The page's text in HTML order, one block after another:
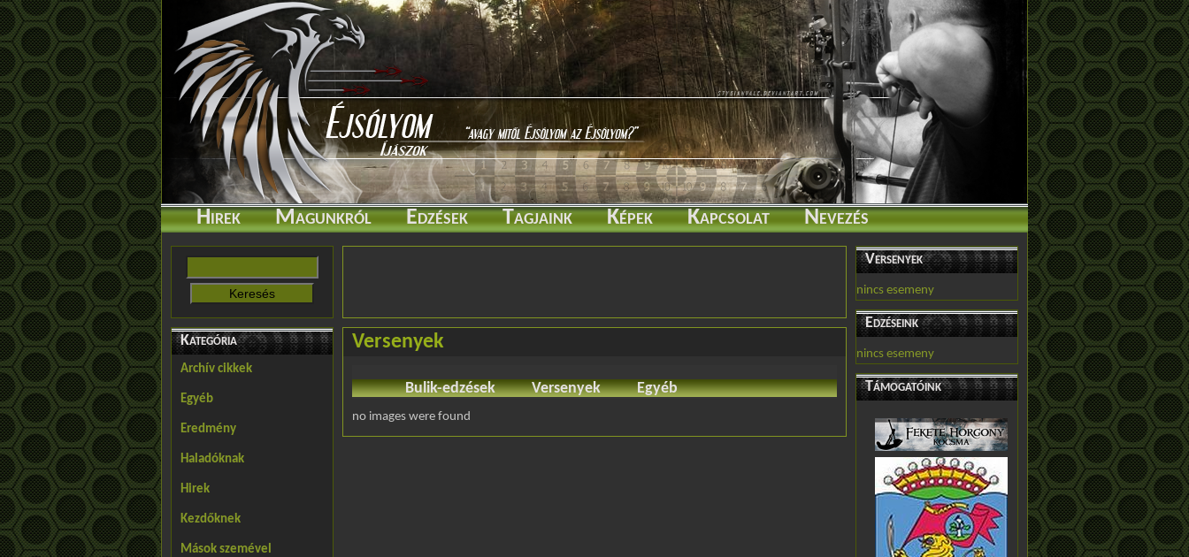
Hirek Magunkról Edzések Tagjaink Képek Kapcsolat Nevezés
Kategória
Archív cikkek
Egyéb
Eredmény
Haladóknak
Hirek
Kezdőknek
Mások szemével
Versenyek
Bulik-edzések Versenyek Egyéb
no images were found
Versenyek
nincs esemeny
Edzéseink
nincs esemeny
Támogatóink